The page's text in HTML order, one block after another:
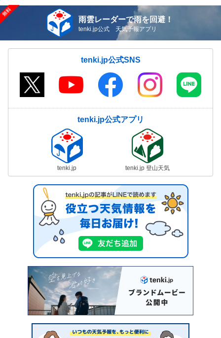
雨雲レーダーで雨を回避！
tenki.jp公式 天気予報アプリ
tenki.jp公式SNS
tenki.jp公式アプリ
tenki.jp tenki.jp 登山天気